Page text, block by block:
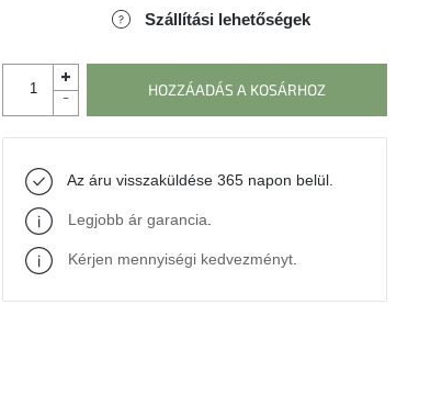
Szállítási lehetőségek
HOZZÁADÁS A KOSÁRHOZ
Az áru visszaküldése 365 napon belül.
Legjobb ár garancia
Kérjen mennyiségi kedvezményt.